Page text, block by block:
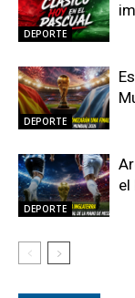
DEPORTE
DEPORTE
DEPORTE
el